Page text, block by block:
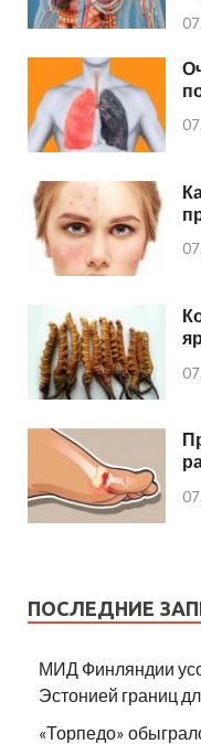
ПОСЛЕДНИЕ
МИД Финляндии
Эстонией границ
«Торпедо»